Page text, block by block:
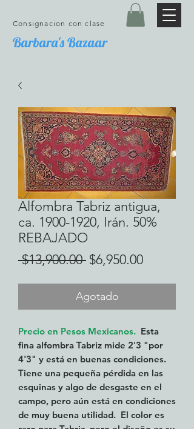
Barbara's Bazaar
Consignacion con clase
Alfombra Tabriz antigua,
ca. 1900-1920, Irán. 50%
REBAJADO
$13,900.00 Precio
$6,950.00Precio
Agotado
Precio en Pesos Mexicanos. Esta
fina alfombra Tabriz mide 2'3 "por
4'3" y está en buenas condiciones.
Tiene una pequeña pérdida en las
esquinas y algo de desgaste en el
campo, pero aún está en condiciones
de muy buena utilidad. El color es